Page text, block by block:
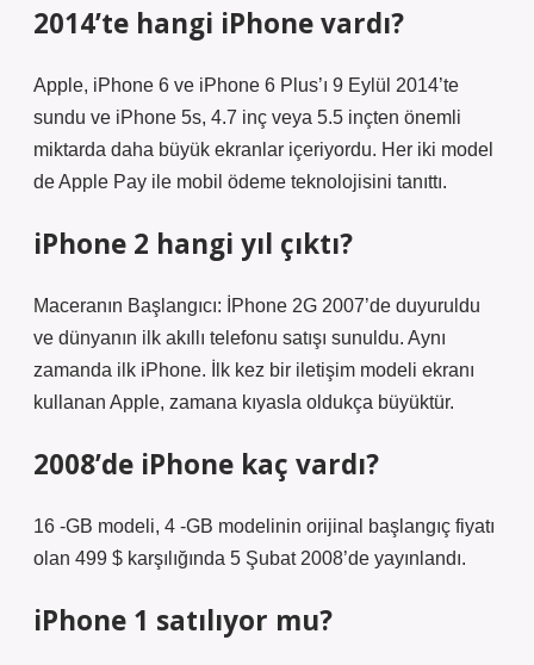
2014’te hangi iPhone vardı?
Apple, iPhone 6 ve iPhone 6 Plus’ı 9 Eylül 2014’te
sundu ve iPhone 5s, 4.7 inç veya 5.5 inçten önemli
miktarda daha büyük ekranlar içeriyordu. Her iki model
de Apple Pay ile mobil ödeme teknolojisini tanıttı.
iPhone 2 hangi yıl çıktı?
Maceranın Başlangıcı: İPhone 2G 2007’de duyuruldu
ve dünyanın ilk akıllı telefonu satışı sunuldu. Aynı
zamanda ilk iPhone. İlk kez bir iletişim modeli ekranı
kullanan Apple, zamana kıyasla oldukça büyüktür.
2008’de iPhone kaç vardı?
16 -GB modeli, 4 -GB modelinin orijinal başlangıç ​​fiyatı
olan 499 $ karşılığında 5 Şubat 2008’de yayınlandı.
iPhone 1 satılıyor mu?